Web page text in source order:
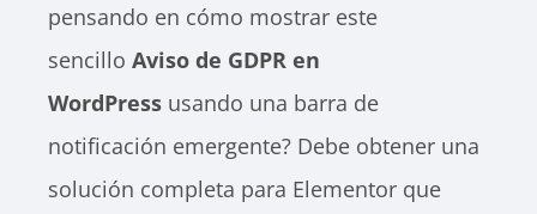
pensando en cómo mostrar este
sencillo Aviso de GDPR en
WordPress usando una barra de
notificación emergente? Debe obtener una
solución completa para Elementor que